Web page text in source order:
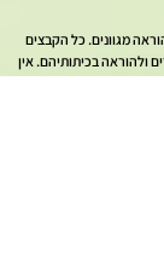
מגוונים. כל הקבצים
ולהוראה בכיתותיהם. אין